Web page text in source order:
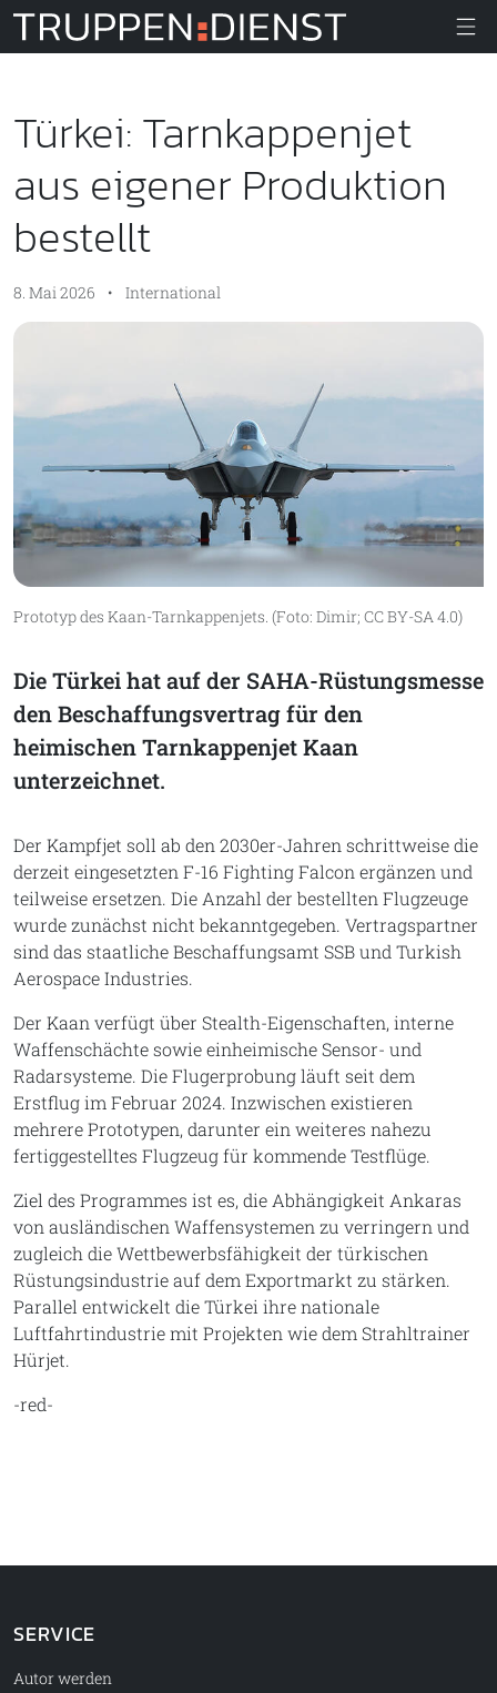
Truppendienst
Türkei: Tarnkappenjet
aus eigener Produktion
bestellt
8. Mai 2026 • International
Prototyp des Kaan-Tarnkappenjets. (Foto: Dimir; CC BY-SA 4.0)
Die Türkei hat auf der SAHA-Rüstungsmesse
den Beschaffungsvertrag für den
heimischen Tarnkappenjet Kaan
unterzeichnet.
Der Kampfjet soll ab den 2030er-Jahren schrittweise die
derzeit eingesetzten F-16 Fighting Falcon ergänzen und
teilweise ersetzen. Die Anzahl der bestellten Flugzeuge
wurde zunächst nicht bekanntgegeben. Vertragspartner
sind das staatliche Beschaffungsamt SSB und Turkish
Aerospace Industries.
Der Kaan verfügt über Stealth-Eigenschaften, interne
Waffenschächte sowie einheimische Sensor- und
Radarsysteme. Die Flugerprobung läuft seit dem
Erstflug im Februar 2024. Inzwischen existieren
mehrere Prototypen, darunter ein weiteres nahezu
fertiggestelltes Flugzeug für kommende Testflüge.
Ziel des Programmes ist es, die Abhängigkeit Ankaras
von ausländischen Waffensystemen zu verringern und
zugleich die Wettbewerbsfähigkeit der türkischen
Rüstungsindustrie auf dem Exportmarkt zu stärken.
Parallel entwickelt die Türkei ihre nationale
Luftfahrtindustrie mit Projekten wie dem Strahltrainer
Hürjet.
-red-
SERVICE
Autor werden